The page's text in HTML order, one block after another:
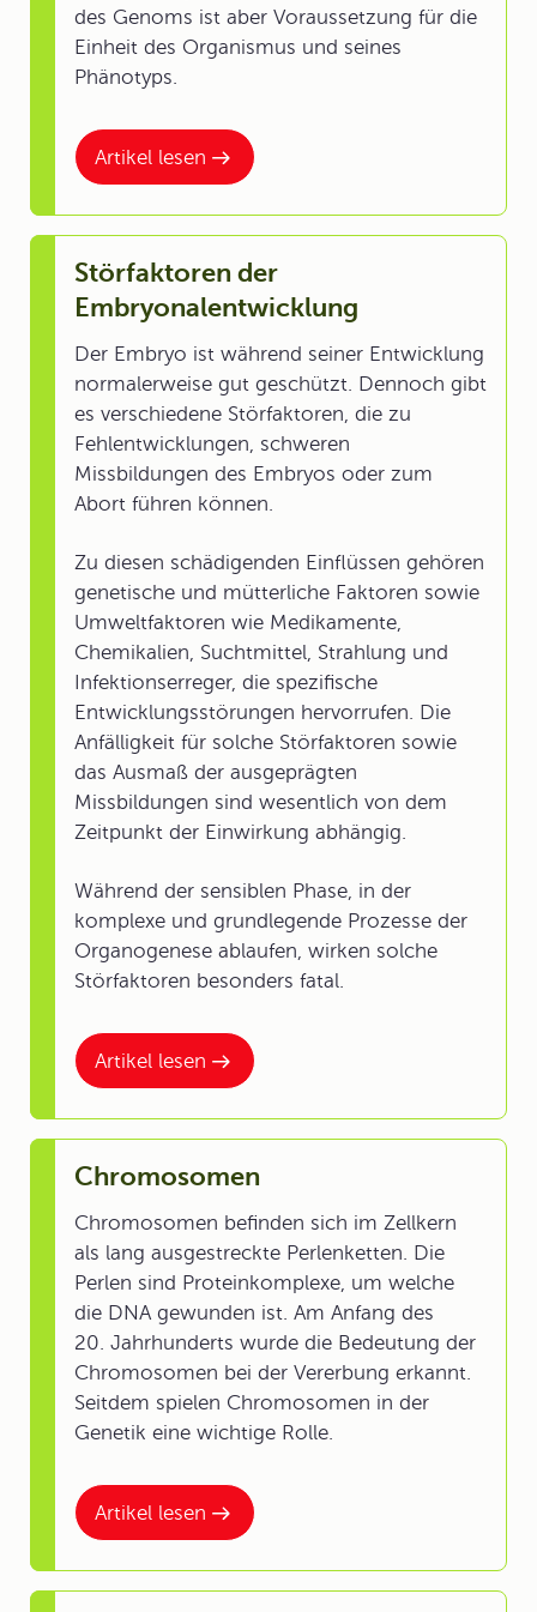
Artikel lesen
des Genoms ist aber Voraussetzung für die
Einheit des Organismus und seines
Phänotyps.
Artikel lesen
Störfaktoren der
Embryonalentwicklung
Der Embryo ist während seiner Entwicklung
normalerweise gut geschützt. Dennoch gibt
es verschiedene Störfaktoren, die zu
Fehlentwicklungen, schweren
Missbildungen des Embryos oder zum
Abort führen können.
Zu diesen schädigenden Einflüssen gehören
genetische und mütterliche Faktoren sowie
Umweltfaktoren wie Medikamente,
Chemikalien, Suchtmittel, Strahlung und
Infektionserreger, die spezifische
Entwicklungsstörungen hervorrufen. Die
Anfälligkeit für solche Störfaktoren sowie
das Ausmaß der ausgeprägten
Missbildungen sind wesentlich von dem
Zeitpunkt der Einwirkung abhängig.
Während der sensiblen Phase, in der
komplexe und grundlegende Prozesse der
Organogenese ablaufen, wirken solche
Störfaktoren besonders fatal.
Artikel lesen
Chromosomen
Chromosomen befinden sich im Zellkern
als lang ausgestreckte Perlenketten. Die
Perlen sind Proteinkomplexe, um welche
die DNA gewunden ist. Am Anfang des
20. Jahrhunderts wurde die Bedeutung der
Chromosomen bei der Vererbung erkannt.
Seitdem spielen Chromosomen in der
Genetik eine wichtige Rolle.